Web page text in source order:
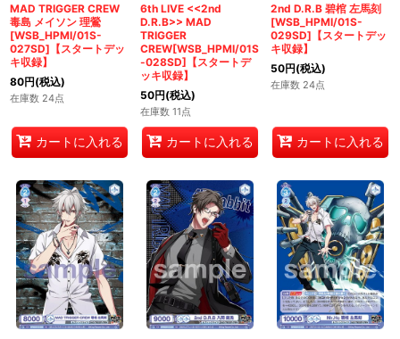
MAD TRIGGER CREW
毒島 メイソン 理鶯
[WSB_HPMI/01S-
027SD]【スタートデッ
キ収録】
80円(税込)
在庫数 24点
カートに入れる
6th LIVE <<2nd
D.R.B>> MAD
TRIGGER
CREW[WSB_HPMI/01S
-028SD]【スタートデ
ッキ収録】
50円(税込)
在庫数 11点
カートに入れる
2nd D.R.B 碧棺 左馬刻
[WSB_HPMI/01S-
029SD]【スタートデッ
キ収録】
50円(税込)
在庫数 24点
カートに入れる